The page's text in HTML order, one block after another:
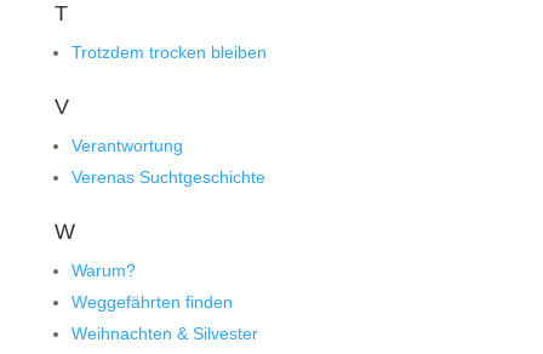
T
Trotzdem trocken bleiben
V
Verantwortung
Verenas Suchtgeschichte
W
Warum?
Weggefährten finden
Weihnachten & Silvester